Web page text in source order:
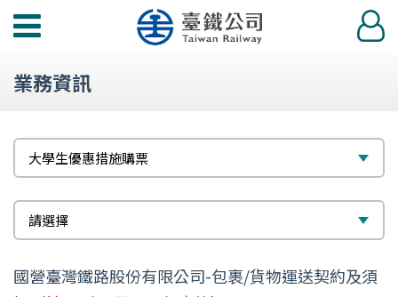
功
選
登
入
業務資訊
題
大學生優惠措施購票
標
題
請選擇
國營臺灣鐵路股份有限公司-包裹/貨物運送契約及須